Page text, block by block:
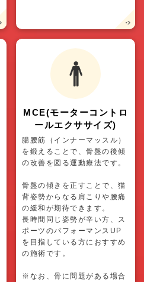
MCE(モーターコントロ
ールエクササイズ)
腸腰筋（インナーマッスル）
を鍛えることで、骨盤の後傾
の改善を図る運動療法です。
骨盤の傾きを正すことで、猫
背姿勢からなる肩こりや腰痛
の緩和が期待できます。
長時間同じ姿勢が辛い方、ス
ポーツのパフォーマンスUP
を目指している方におすすめ
の施術です。
※なお、骨に問題がある場合